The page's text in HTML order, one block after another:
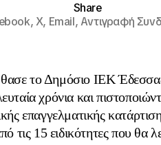
Share
X, Email,Αντιγραφή
το Δημόσιο ΙΕΚ
χρόνια και
επαγγελματικής
τις 15 ειδικότητες που θα